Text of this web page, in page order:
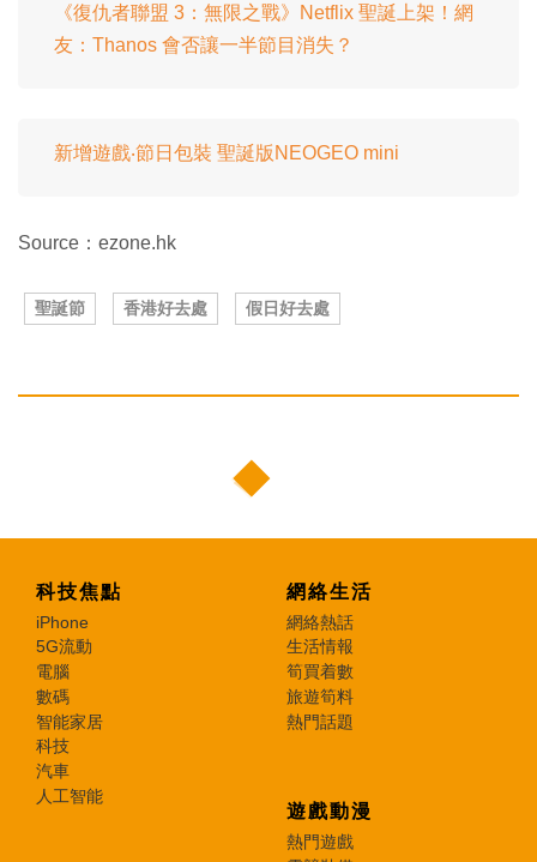
《復仇者聯盟 3：無限之戰》Netflix 聖誕上架！網
友：Thanos 會否讓一半節目消失？
新增遊戲‧節日包裝 聖誕版NEOGEO mini
Source：ezone.hk
聖誕節 香港好去處 假日好去處
科技焦點
iPhone
5G流動
電腦
數碼
智能家居
科技
汽車
人工智能
網絡生活
網絡熱話
生活情報
筍買着數
旅遊筍料
熱門話題
遊戲動漫
熱門遊戲